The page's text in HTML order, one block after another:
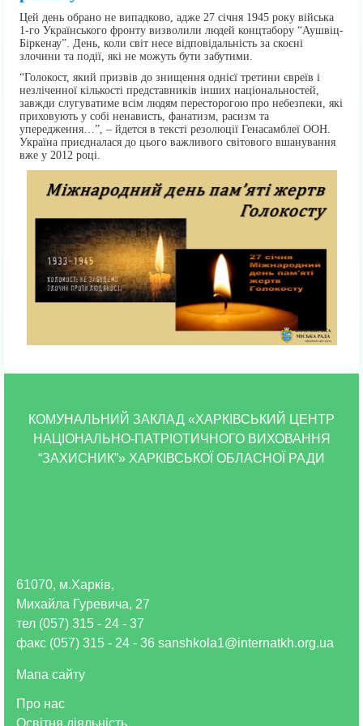
Цей день обрано не випадково, адже 27 січня 1945 року війська
1-го Українського фронту визволили людей концтабору “Аушвіц-
Біркенау”. День, коли світ несе відповідальність за скоєні
злочини та події, які не можуть бути забутими.
“Голокост, який призвів до знищення однієї третини євреїв і
незліченної кількості представників інших національностей,
завжди слугуватиме всім людям пересторогою про небезпеки, які
приховують у собі ненависть, фанатизм, расизм та
упередження…”, – йдется в тексті резолюції Генасамблеї ООН.
Україна приєдналася до цього важливого світового вшанування
вже у 2012 році.
КОМУНАЛЬНИЙ ЗАКЛАД «ХАРКІВСЬКИЙ ЦЕНТР
НАЦІОНАЛЬНО-ПАТРІОТИЧНОГО ВИХОВАННЯ
“ЗАХИСНИК”» ХАРКІВСЬКОЇ ОБЛАСНОЇ РАДИ
Про нас
Освітня діяльність
61070, м.Харків,
Михайла Гуревича, 27
тел (057) 315 - 24 - 37
факс (057) 315 - 24 - 36 sanshkola1@internatkh.org.ua
Мапа сайту